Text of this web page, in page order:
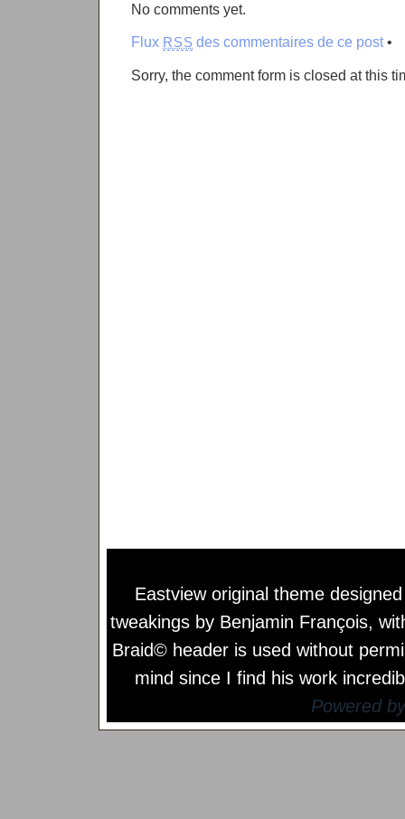
No comments yet.
Flux RSS des commentaires de ce post•
Sorry, the comment form is closed at this
Eastview original theme
tweakings by Benjamin François,
Braid© header is used without
mind since I find his work
Powered